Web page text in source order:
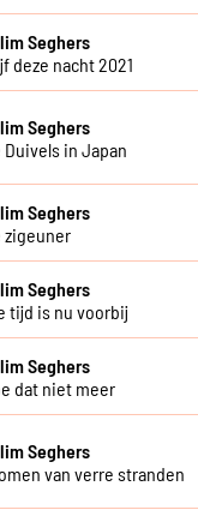
Seghers
deze nacht 2021
Seghers
Duivels in Japan
Seghers
zigeuner
Seghers
tijd is nu voorbij
Seghers
dat niet meer
Seghers
van verre stranden